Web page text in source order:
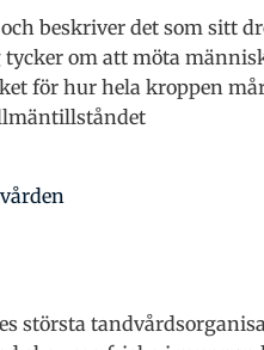
beskriver det som sitt
om att möta
för hur hela kroppen
största